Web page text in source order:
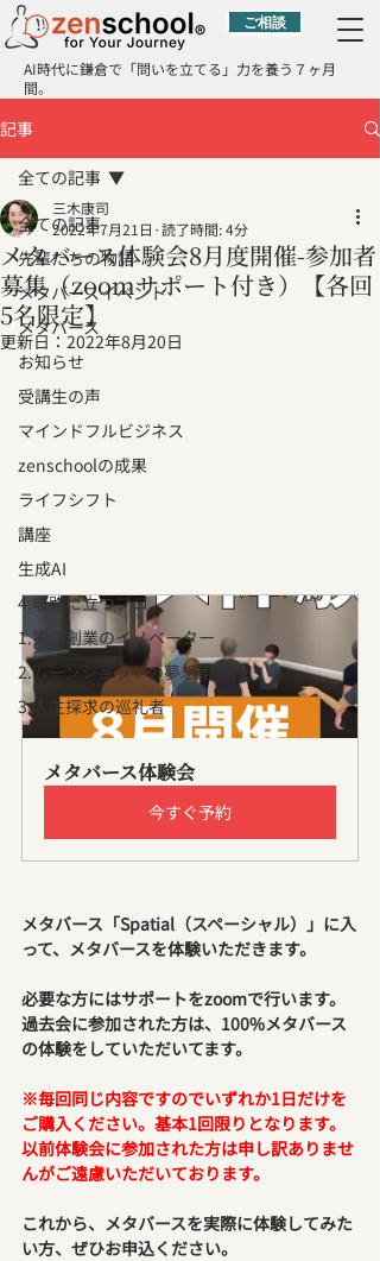
ご相談
AI時代に鎌倉で「問いを立てる」力を養う７ヶ月
間。
記事
全ての記事
先輩たちの物語
メタバースイベント
メタバース
お知らせ
受講生の声
マインドフルビジネス
zenschoolの成果
ライフシフト
講座
生成AI
4.岐路に立つプロ
1.第二創業のイノベーター
2.ムーンショットの夢想家
3.人生探求の巡礼者
全ての記事
メタバース体験会8月度開催-参加者
募集（zoomサポート付き）【各回
5名限定】
三木康司
2022年7月21日 読了時間: 4分
更新日：2022年8月20日
メタバース体験会
今すぐ予約
メタバース「Spatial（スペーシャル）」に入
って、メタバースを体験いただきます。
必要な方にはサポートをzoomで行います。
過去会に参加された方は、100%メタバース
の体験をしていただいてます。
※毎回同じ内容ですのでいずれか1日だけを
ご購入ください。基本1回限りとなります。
以前体験会に参加された方は申し訳ありませ
んがご遠慮いただいております。
これから、メタバースを実際に体験してみた
い方、ぜひお申込ください。